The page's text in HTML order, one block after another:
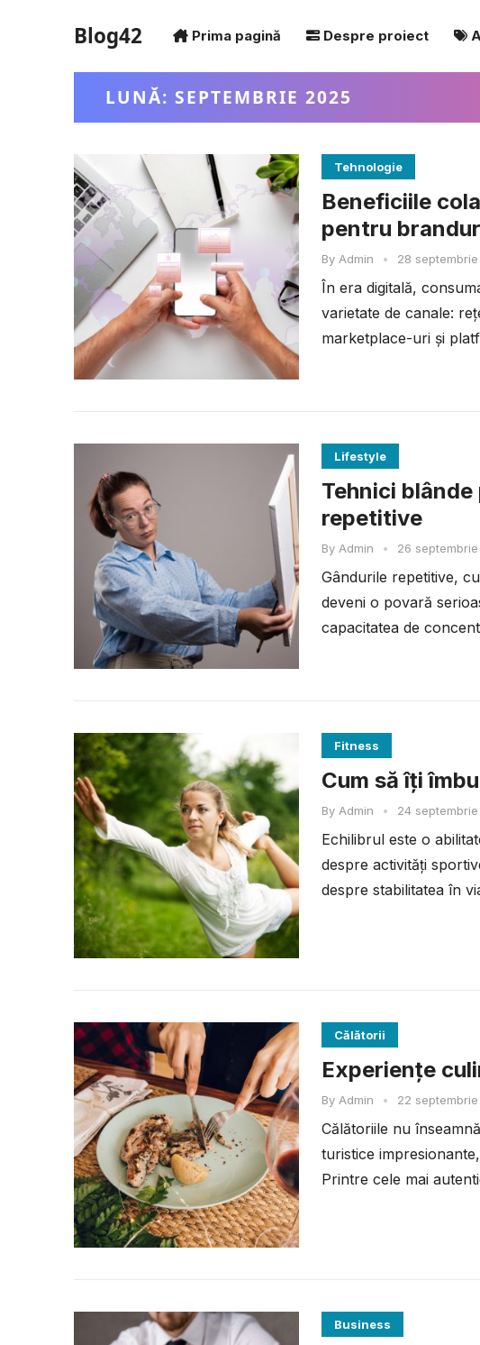
Blog42 Prima pagină Despre proiect
LUNĂ: SEPTEMBRIE 2025
Tehnologie
Beneficiile
pentru
By Admin • 28
În era digitală,
varietate de canale:
marketplace-uri și
Lifestyle
Tehnici
repetitive
By Admin • 26
Gândurile repetitive,
deveni o povară
capacitatea de
Fitness
Cum să îți
By Admin • 24
Echilibrul este o
despre activități
despre stabilitatea în
Călătorii
Experiențe
By Admin • 22
Călătoriile nu
turistice
Printre cele mai
Business